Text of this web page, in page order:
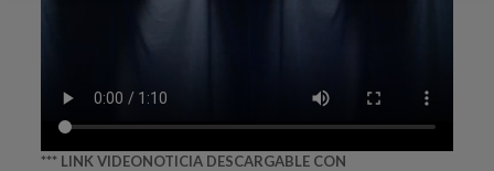
*** LINK VIDEONOTICIA DESCARGABLE CON